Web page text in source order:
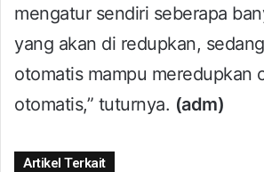
mengatur sendiri seberapa
yang akan di redupkan,
otomatis mampu meredupkan
otomatis,” tuturnya. (adm)
Artikel Terkait